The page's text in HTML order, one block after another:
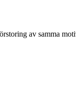
av samma